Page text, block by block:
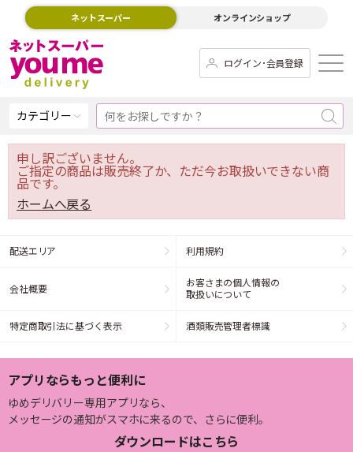
ネットスーパー オンラインショップ
ログイン･会員登録
カテゴリー
申し訳ございません。
ご指定の商品は販売終了か、ただ今お取扱いできない商
品です。
ホームへ戻る
配送エリア 利用規約
会社概要
お客さまの個人情報の
取扱いについて
特定商取引法に基づく表示 酒類販売管理者標識
アプリならもっと便利に
ゆめデリバリー専用アプリなら、
メッセージの通知がスマホに来るので、さらに便利。
ダウンロードはこちら